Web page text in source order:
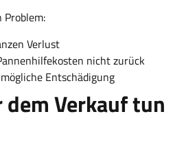
Problem:
Verlust
nicht zurück
Entschädigung
dem Verkauf tun